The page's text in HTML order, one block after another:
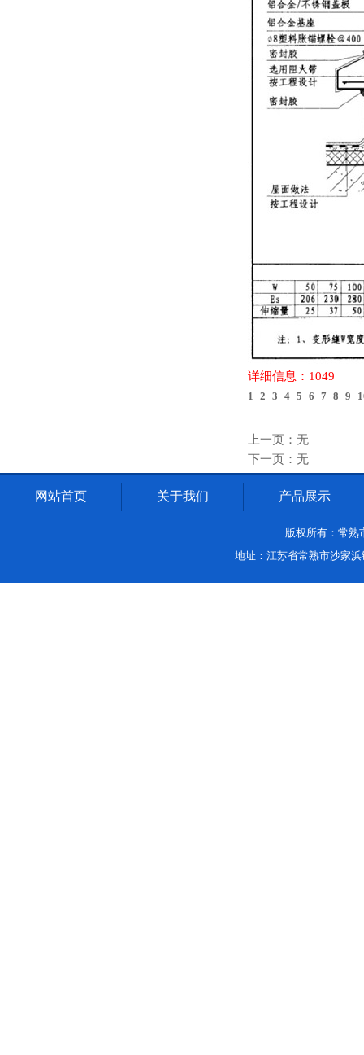
详细信息：1049
1 2 3 4 5 6 7 8 9
上一页：无
下一页：无
网站首页 关于我们 产品展示
版权所有：常
地址：江苏省常熟市沙家